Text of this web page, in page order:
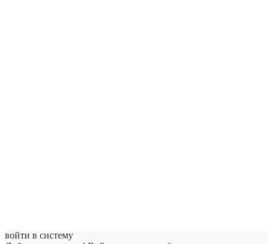
войти в систему